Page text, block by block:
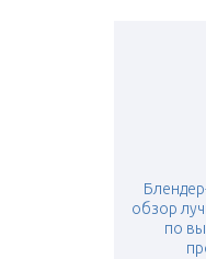
обзор
по